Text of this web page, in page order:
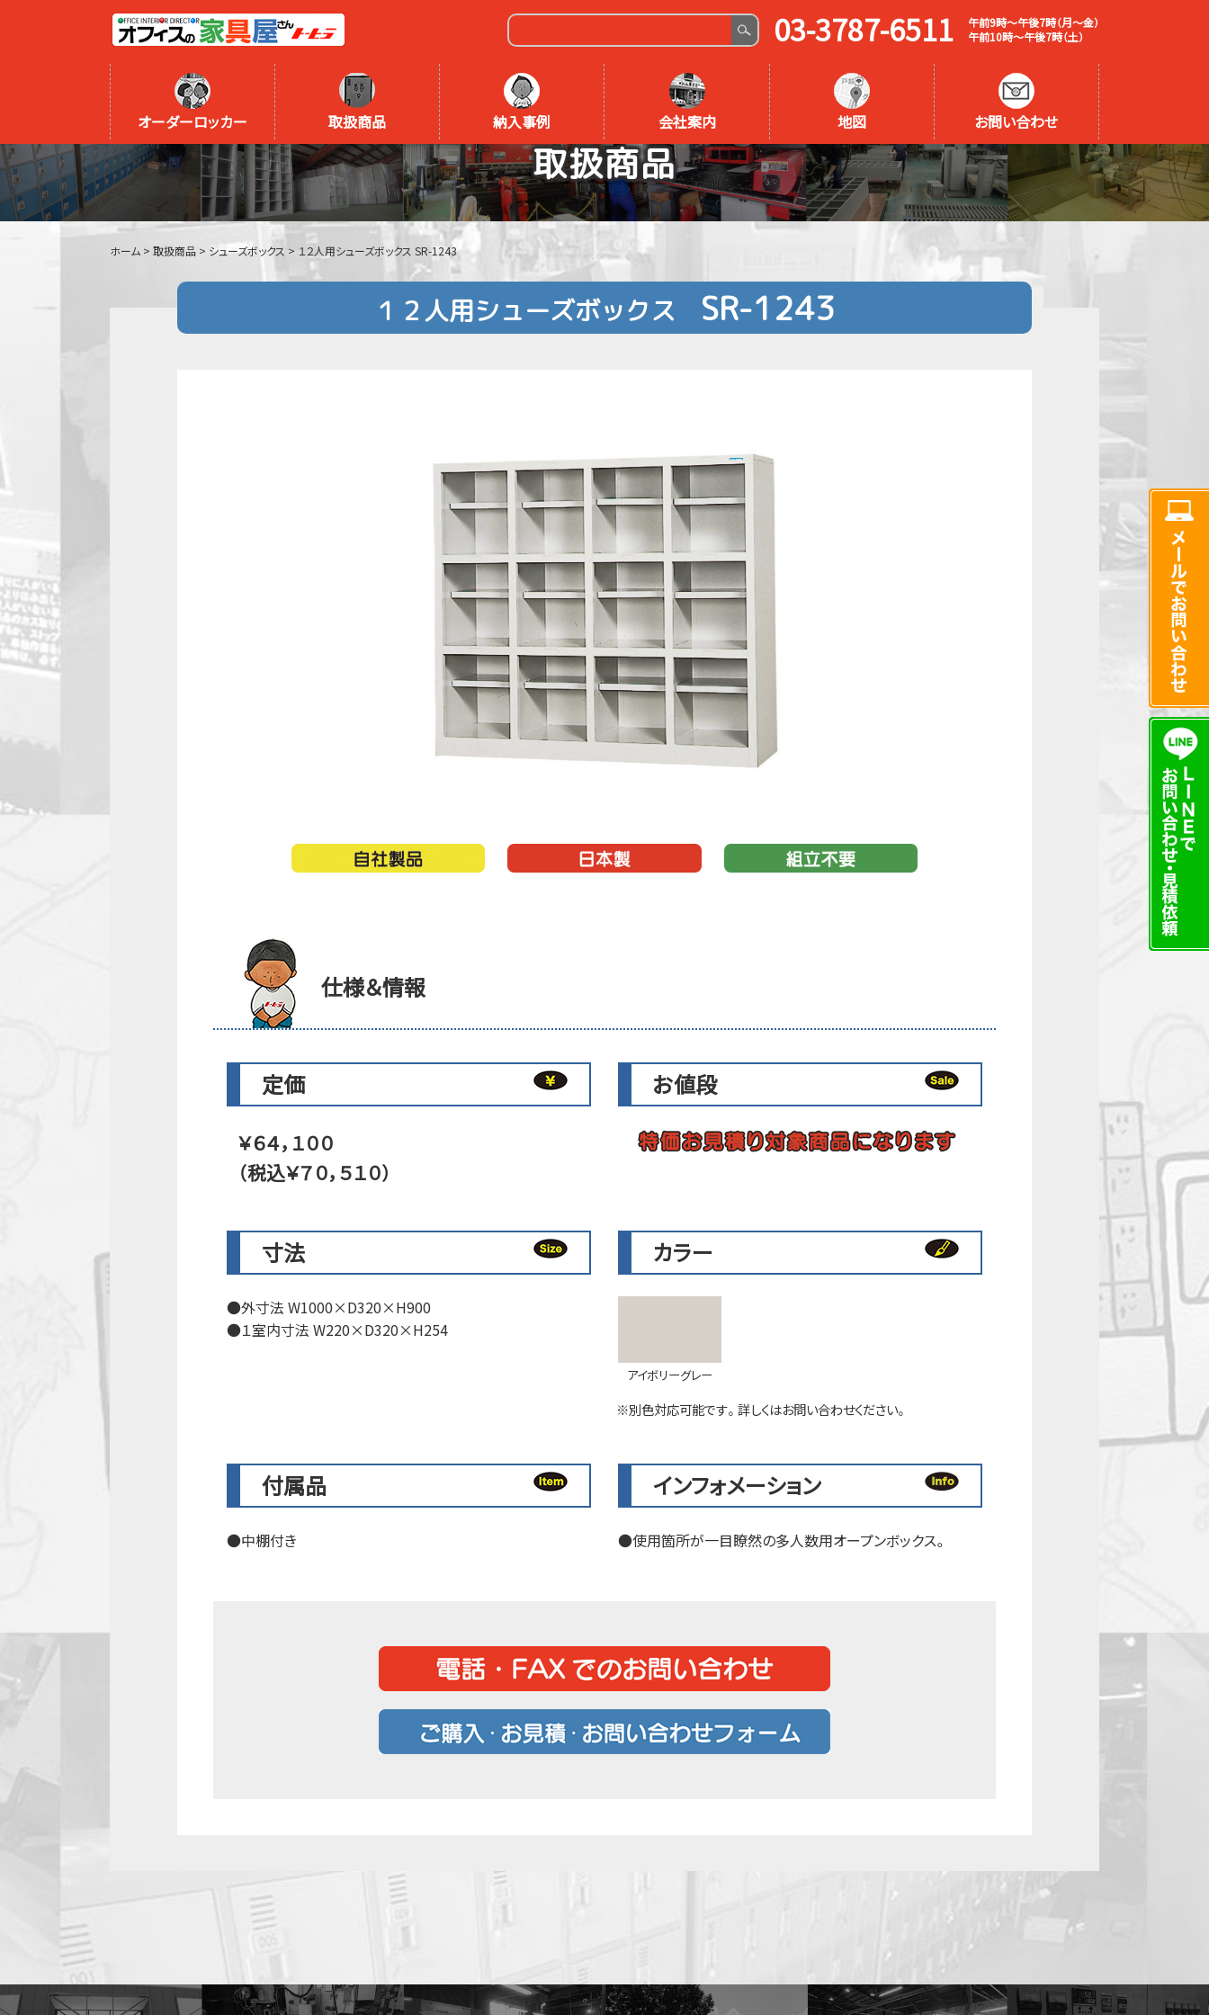
03-3787-6511
午前9時～午後7時（月～金）
午前10時～午後7時（土）
オーダーロッカー 取扱商品 納入事例 会社案内 地図 お問い合わせ
取扱商品
ホーム > 取扱商品 > シューズボックス > １２人用シューズボックス SR-1243
１２人用シューズボックス SR-1243
仕様＆情報
定価
￥６４，１００
（税込￥７０，５１０）
お値段
寸法
外寸法 W1000×D320×H900
１室内寸法 W220×D320×H254
カラー
アイボリーグレー
※別色対応可能です。詳しくはお問い合わせください。
付属品
中棚付き
インフォメーション
使用箇所が一目瞭然の多人数用オープンボックス。